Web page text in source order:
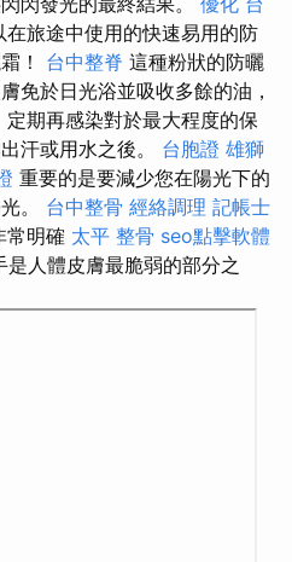
旅途中使用的快速易用的防
！ 台中整脊 這種粉狀的防曬
免於日光浴並吸收多餘的油，
期再感染對於最大程度的保
汗或用水之後。 台胞證 雄獅
重要的是要減少您在陽光下的
。 台中整骨 經絡調理 記帳士
常明確 太平 整骨 seo點擊軟體
人體皮膚最脆弱的部分之